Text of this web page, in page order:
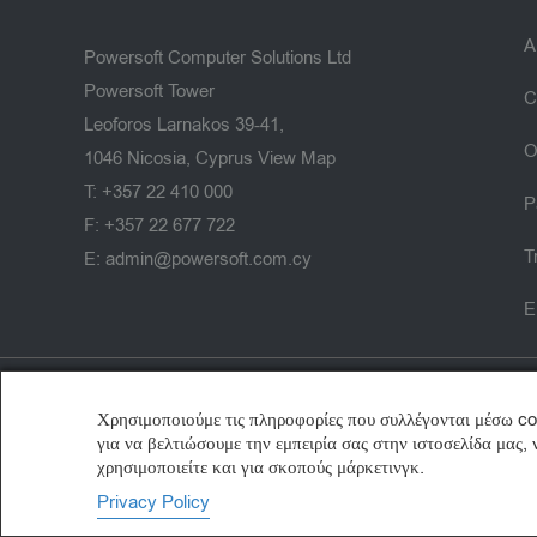
Powersoft Computer Solutions Ltd
Powersoft Tower
Leoforos Larnakos 39-41,
1046 Nicosia, Cyprus View Map
T: +357 22 410 000
F: +357 22 677 722
E: admin@powersoft.com.cy
© 2025 Powersoft Computer Solutions Ltd. All Rights Reserved.
Χρησιμοποιούμε τις πληροφορίες που συλλέγονται μέσω
για να βελτιώσουμε την εμπειρία σας στην ιστοσελίδα
χρησιμοποιείτε και για σκοπούς μάρκετινγκ.
Privacy Policy